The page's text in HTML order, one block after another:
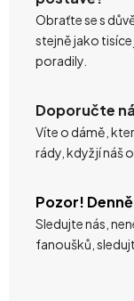
Obraťte se s
stejně jako tisíce
poradily.
Doporučte
Víte o dámě,
rády, když jí náš
Pozor!
Sledujte nás,
fanoušků,